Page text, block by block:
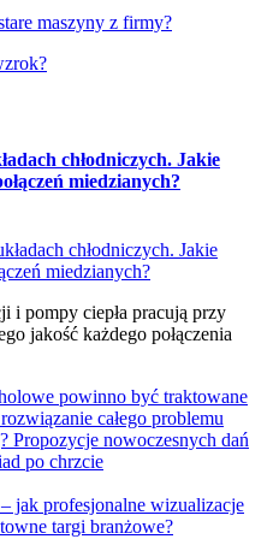
maszyny z firmy?
chłodniczych. Jakie
miedzianych?
i pompy ciepła pracują przy
jakość każdego połączenia
powinno być traktowane
całego problemu
Propozycje nowoczesnych dań
po chrzcie
jak profesjonalne wizualizacje
targi branżowe?